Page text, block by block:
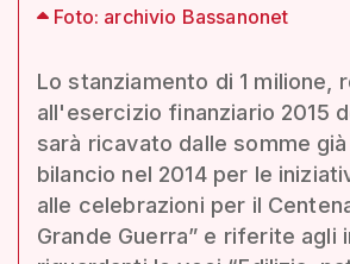
Foto: archivio Bassanonet
Lo stanziamento di 1 milione,
all'esercizio finanziario 2015
sarà ricavato dalle somme
bilancio nel 2014 per le
alle celebrazioni per il
Grande Guerra” e riferite agli